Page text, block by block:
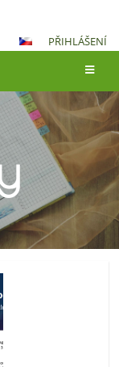
PŘIHLÁŠENÍ